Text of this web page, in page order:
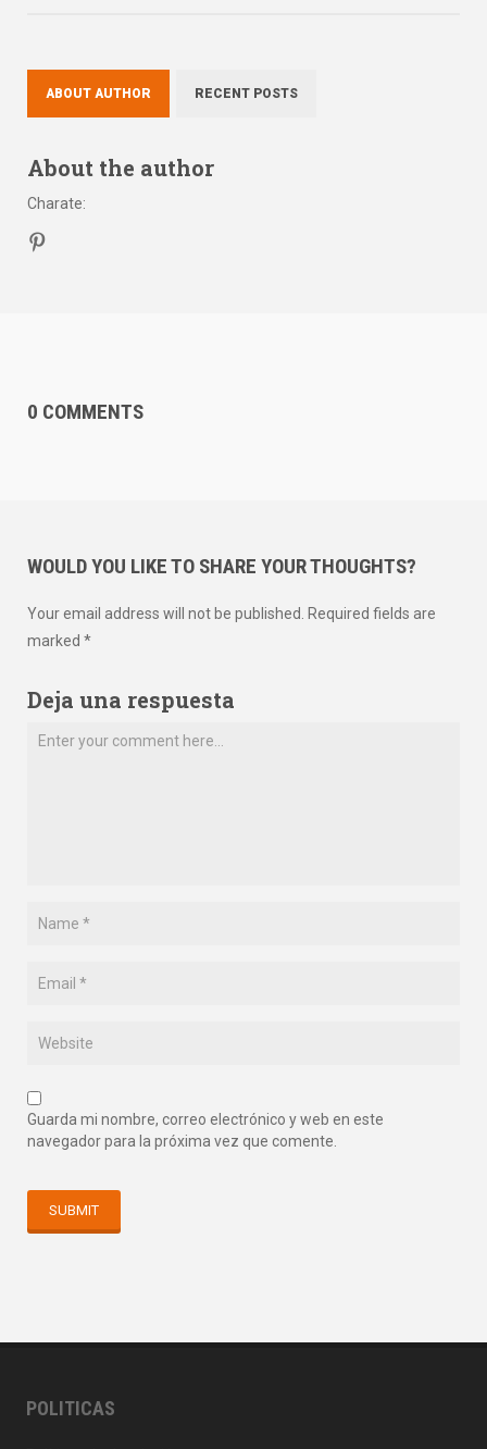
ABOUT AUTHOR RECENT POSTS
About the author
Charate:
0 COMMENTS
WOULD YOU LIKE TO SHARE YOUR THOUGHTS?
Your email address will not be published. Required fields are
marked *
Deja una respuesta
Guarda mi nombre, correo electrónico y web en este
navegador para la próxima vez que comente.
POLITICAS